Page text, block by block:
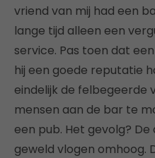
vriend van mij had een
lange tijd alleen een
service. Pas toen dat
hij een goede reputatie
eindelijk de felbegeerde
mensen aan de bar te
een pub. Het gevolg?
geweld vlogen omhoog.